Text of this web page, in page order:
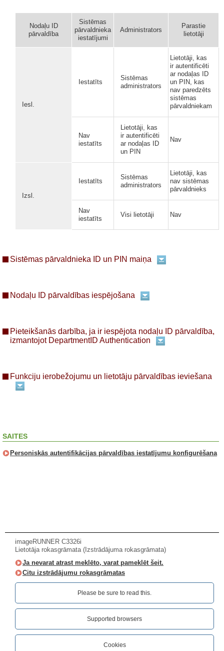
Nodaļu ID
pārvaldība
Sistēmas
pārvaldnieka
iestatījumi
Administrators
Parastie
lietotāji
Iesl.
Iestatīts
Sistēmas
administrators
Lietotāji, kas
ir autentificēti
ar nodaļas ID
un PIN, kas
nav paredzēts
sistēmas
pārvaldniekam
Nav
iestatīts
Lietotāji, kas
ir autentificēti
ar nodaļas ID
un PIN
Nav
Izsl.
Iestatīts
Sistēmas
administrators
Lietotāji, kas
nav sistēmas
pārvaldnieks
Nav
iestatīts
Visi lietotāji Nav
Sistēmas pārvaldnieka ID un PIN maiņa
Nodaļu ID pārvaldības iespējošana
Pieteikšanās darbība, ja ir iespējota nodaļu ID pārvaldība,
izmantojot DepartmentID Authentication
Funkciju ierobežojumu un lietotāju pārvaldības ieviešana
SAITES
Personiskās autentifikācijas pārvaldības iestatījumu konfigurēšana
imageRUNNER C3326i
Lietotāja rokasgrāmata (Izstrādājuma rokasgrāmata)
Ja nevarat atrast meklēto, varat pameklēt šeit.
Citu izstrādājumu rokasgrāmatas
Please be sure to read this.‎
Supported browsers
Cookies